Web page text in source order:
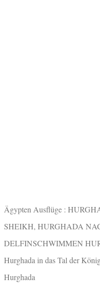
Ägypten Ausflüge :
SHEIKH, HURGHADA
DELFINSCHWIMMEN
Hurghada in das Tal der
Hurghada